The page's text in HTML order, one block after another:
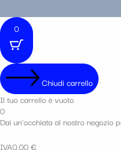
0
Chiudi carrello
Il tuo carrello è vuoto
0
Dai un'occhiata al nostro negozio
IVA0,00€